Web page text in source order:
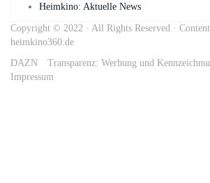
Heimkino: Aktuelle News
Copyright © 2022 · All Rights Reserved ·
heimkino360.de
DAZN
Transparenz: Werbung und
Impressum